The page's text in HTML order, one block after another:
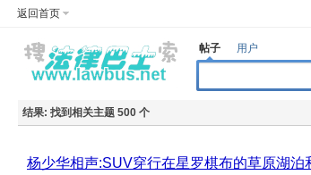
返回首页
帖子 用户
结果: 找到相关主题 500 个
杨少华相声:SUV穿行在星罗棋布的草原湖泊